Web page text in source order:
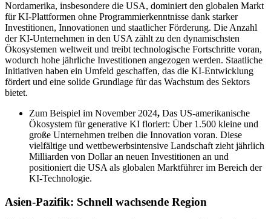
Nordamerika, insbesondere die USA, dominiert den globalen Markt
für KI-Plattformen ohne Programmierkenntnisse dank starker
Investitionen, Innovationen und staatlicher Förderung. Die Anzahl
der KI-Unternehmen in den USA zählt zu den dynamischsten
Ökosystemen weltweit und treibt technologische Fortschritte voran,
wodurch hohe jährliche Investitionen angezogen werden. Staatliche
Initiativen haben ein Umfeld geschaffen, das die KI-Entwicklung
fördert und eine solide Grundlage für das Wachstum des Sektors
bietet.
Zum Beispiel im November 2024, Das US-amerikanische
Ökosystem für generative KI floriert: Über 1.500 kleine und
große Unternehmen treiben die Innovation voran. Diese
vielfältige und wettbewerbsintensive Landschaft zieht jährlich
Milliarden von Dollar an neuen Investitionen an und
positioniert die USA als globalen Marktführer im Bereich der
KI-Technologie.
Asien-Pazifik: Schnell wachsende Region